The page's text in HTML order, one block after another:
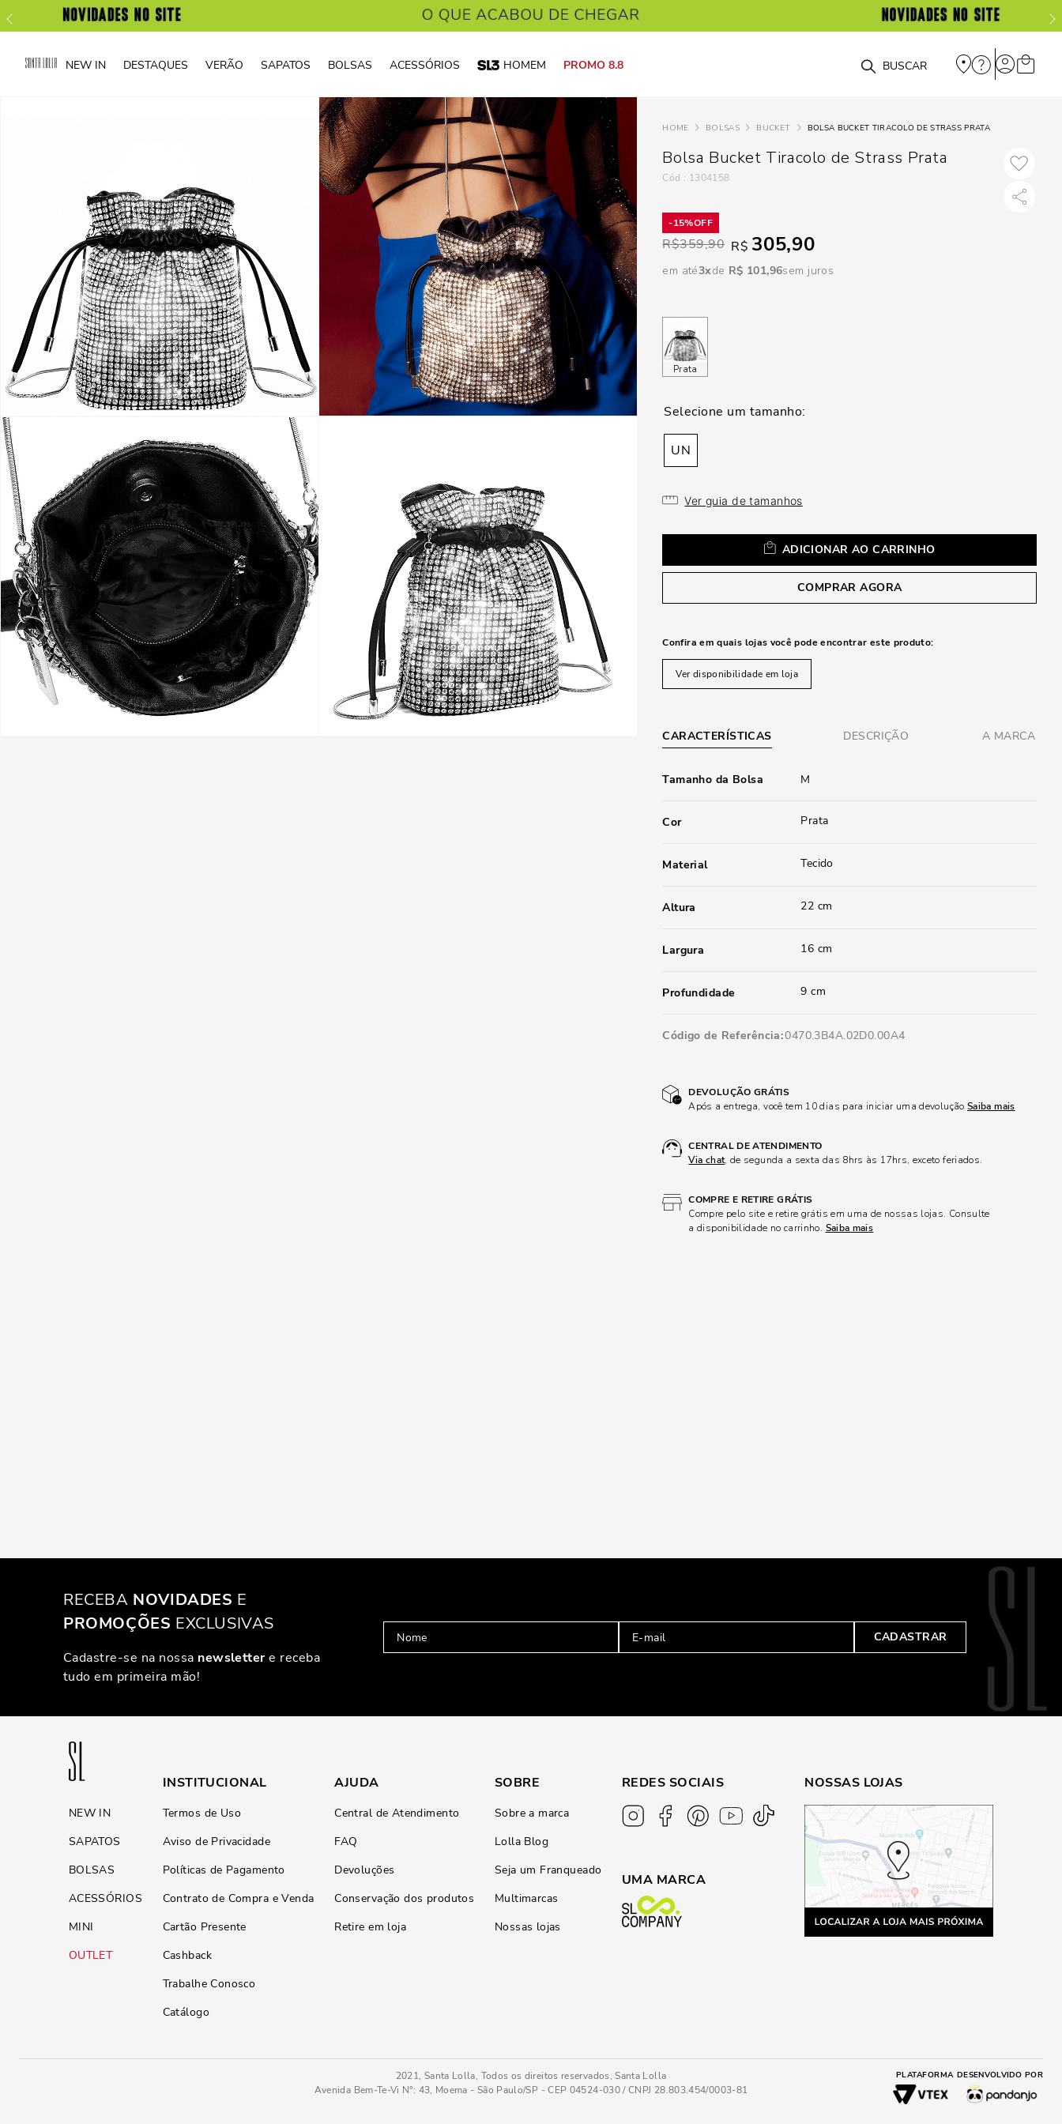
NEW IN DESTAQUES VERÃO SAPATOS BOLSAS ACESSÓRIOS HOMEM PROMO 8.8 O que você está procurando?
BOLSAS BUCKET BOLSA BUCKET TIRACOLO DE STRASS PRATA
Bolsa Bucket Tiracolo de Strass Prata
: 1304158
15%
R$359,90 R$ 305,90
em até3 R$ 101,96sem juros
Prata
UN
Ver guia de tamanhos
ADICIONAR AO CARRINHO
COMPRAR AGORA
Confira em quais lojas você pode encontrar este produto:
Ver disponibilidade em loja
CARACTERÍSTICAS DESCRIÇÃO A MARCA
Tamanho da Bolsa M
Cor Prata
Material Tecido
Altura 22 cm
Largura 16 cm
Profundidade 9 cm
Código de Referência 0470.3B4A.02D0.00A4
DEVOLUÇÃO GRÁTIS
Após a entrega, você tem 10 dias para iniciar uma devolução Saiba mais
CENTRAL DE ATENDIMENTO
Via chat, de segunda a sexta das 8hrs às 17hrs, exceto feriados.
COMPRE E RETIRE GRÁTIS
Compre pelo site e retire grátis em uma de nossas lojas. Consulte
a disponibilidade no carrinho. Saiba mais
RECEBA NOVIDADES E
PROMOÇÕES EXCLUSIVAS
Cadastre-se na nossa newslettere receba
tudo em primeira mão!
CADASTRAR
NEW IN
SAPATOS
BOLSAS
ACESSÓRIOS
MINI
OUTLET
INSTITUCIONAL
Termos de Uso
Aviso de Privacidade
Políticas de Pagamento
Contrato de Compra e Venda
Cartão Presente
Cashback
Trabalhe Conosco
Catálogo
AJUDA
Central de Atendimento
FAQ
Devoluções
Conservação dos produtos
Retire em loja
SOBRE
Sobre a marca
Lolla Blog
Seja um Franqueado
Multimarcas
Nossas lojas
REDES SOCIAIS
UMA MARCA
NOSSAS LOJAS
2021, Santa Lolla, Todos os direitos reservados, Santa Lolla
Avenida Bem-Te-Vi N°: 43, Moema - São Paulo/SP - CEP 04524-030 / CNPJ 28.803.454/0003-81
PLATAFORMA DESENVOLVIDO POR